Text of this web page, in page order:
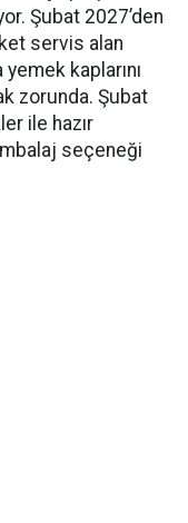
Şubat 2027’den
servis alan
kaplarını
zorunda. Şubat
ile hazır
seçeneği